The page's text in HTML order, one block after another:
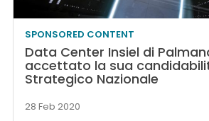
SPONSORED CONTENT
Data Center Insiel di
accettato la sua
Strategico Nazionale
28 Feb 2020